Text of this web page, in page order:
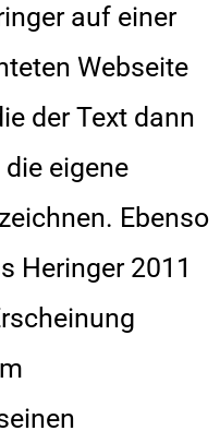
auf einer
Webseite
der Text dann
eigene
Ebenso
Heringer 2011